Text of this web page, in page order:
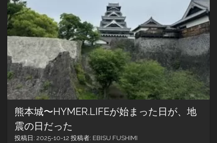
う
2026
熊本城〜HYMER.LIFEが始まった日が、地
震の日だった
投稿日: 2025-10-12 投稿者: EBISU FUSHIMI